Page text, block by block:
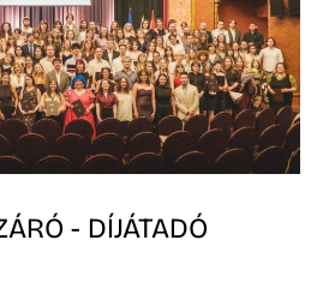
- DÍJÁTADÓ